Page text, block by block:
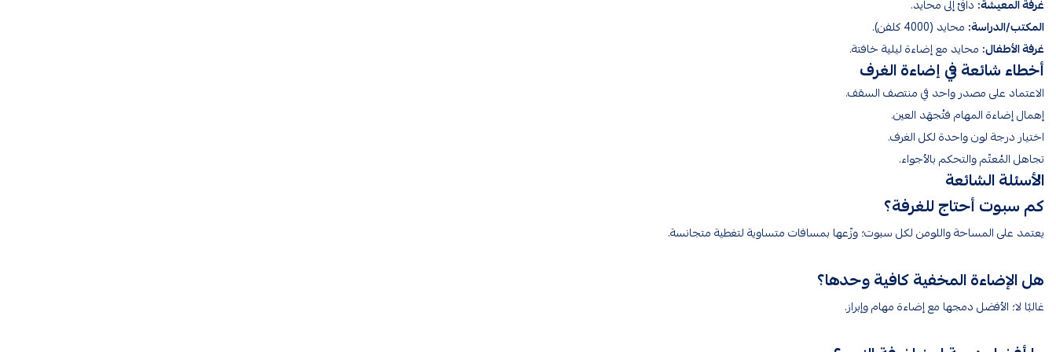
غرفة المعيشة: دافئ إلى محايد.
المكتب/الدراسة: محايد (4000 كلفن).
غرفة الأطفال: محايد مع إضاءة ليلية خافتة.
أخطاء شائعة في إضاءة الغرف
الاعتماد على مصدر واحد في منتصف السقف.
إهمال إضاءة المهام فتُجهَد العين.
اختيار درجة لون واحدة لكل الغرف.
تجاهل المُعتّم والتحكم بالأجواء.
الأسئلة الشائعة
كم سبوت أحتاج للغرفة؟
يعتمد على المساحة واللومن لكل سبوت؛ وزّعها بمسافات متساوية لتغطية متجانسة.
هل الإضاءة المخفية كافية وحدها؟
غالبًا لا؛ الأفضل دمجها مع إضاءة مهام وإبراز.